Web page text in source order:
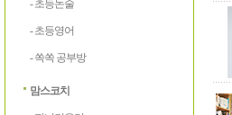
- 초등논술
- 초등영어
- 쏙쏙 공부방
맘스코치